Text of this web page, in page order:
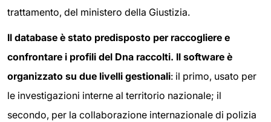
trattamento, del ministero della Giustizia.
Il database è stato predisposto per raccogliere e
confrontare i profili del Dna raccolti. Il software è
organizzato su due livelli gestionali: il primo, usato per
le investigazioni interne al territorio nazionale; il
secondo, per la collaborazione internazionale di polizia